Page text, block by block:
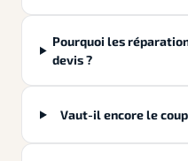
Pourquoi les
devis ?
Vaut-il encore le